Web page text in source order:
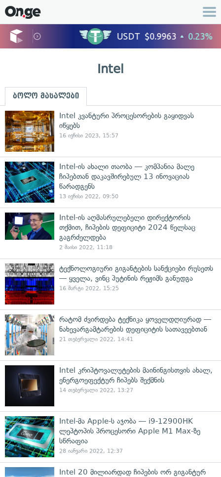
Intel
ბოლო მასალები
Intel კვანტური პროცესორების გაყიდვას
იწყებს
16 ივნისი 2023, 15:57
Intel-ის ახალი თაობა — კომპანია მალე
ჩიპებთან დაკავშირებულ 13 ინოვაციას
წარადგენს
13 ივნისი 2022, 09:50
Intel-ის აღმასრულებელი დირექტორის
თქმით, ჩიპების დეფიციტი 2024 წელსაც
გაგრძელდება
2 მაისი 2022, 11:18
ტექნოლოგიური გიგანტების სანქციები რუსეთს
— ყველა, ვინც პუტინის რეჟიმს განუდგა
16 მარტი 2022, 15:25
რატომ ძვირდება ტექნიკა ყოველდღიურად —
ნახევარგამტარების დეფიციტის სათავეებთან
21 თებერვალი 2022, 14:41
Intel კრიპტოვალუტების მაინინგისთვის ახალ,
ენერგოეფექტურ ჩიპებს შექმნის
14 თებერვალი 2022, 13:27
Intel-მა Apple-ს აჯობა — i9-12900HK
ლეპტოპის პროცესორი Apple M1 Max-ზე
სწრაფია
28 იანვარი 2022, 12:37
Intel 20 მილიარდად ჩიპების ორ გიგანტურ